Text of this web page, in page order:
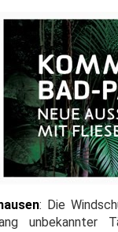
: Die
unbekannter